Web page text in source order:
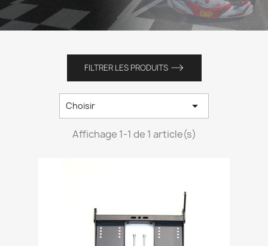
FILTRER LES PRODUITS
Choisir 
Affichage 1-1 de 1 article(s)